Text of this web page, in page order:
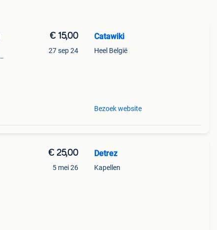
€ 15,00
27 sep 24
Catawiki
Heel België
Bezoek website
€ 25,00
5 mei 26
Detrez
Kapellen